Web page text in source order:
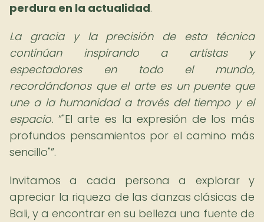
perdura en la actualidad.
La gracia y la precisión de esta técnica
continúan inspirando a artistas y
espectadores en todo el mundo,
recordándonos que el arte es un puente que
une a la humanidad a través del tiempo y el
espacio. "El arte es la expresión de los más
profundos pensamientos por el camino más
sencillo" .
Invitamos a cada persona a explorar y
apreciar la riqueza de las danzas clásicas de
Bali, y a encontrar en su belleza una fuente de